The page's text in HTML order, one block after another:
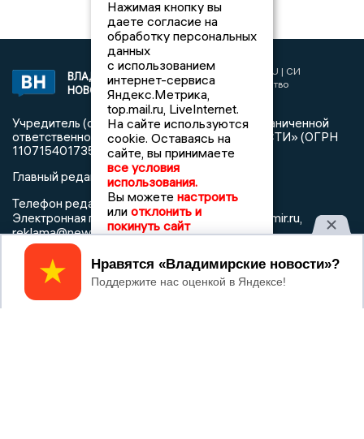
ВЛАДИМИРСКИЕ
НОВОСТИ
2017 © NEWSVLADIMIR.RU | СИ
«Информационное агентство
Владимирские новости»
Учредитель (соучредители): Общество с ограниченной
ответственностью «РЕГИОНАЛЬНЫЕ НОВОСТИ» (ОГРН
1107154017354)
Главный редактор: Мазов С. А.
Телефон редакции:8 (4922) 666916
Электронная почта редакции:info@newsvladimir.ru,
reklama@newsvladimir.ru
Регистрационный номер: серия Эл № ФС77-78858 от 4
августа 2020 г. согласно выписке из реестра
зарегистрированных средств массовой информации
Нажимая кнопку вы
даете согласие на
обработку персональных
данных
с использованием
интернет-сервиса
Яндекс.Метрика,
top.mail.ru, LiveInternet.
На сайте используются
cookie. Оставаясь на
сайте, вы принимаете
все условия
использования.
Вы можете настроить
или отклонить и
покинуть сайт
Принять